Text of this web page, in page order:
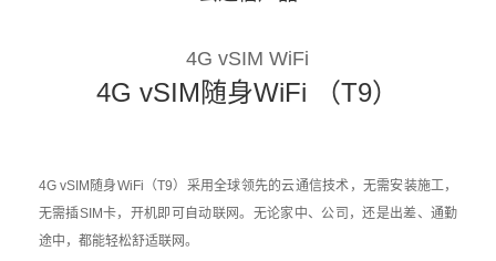
4G vSIM WiFi
4G vSIM随身WiFi （T9）
4G vSIM随身WiFi（T9）采用全球领先的云通信技术，无需安装施工，
无需插SIM卡，开机即可自动联网。无论家中、公司，还是出差、通勤
途中，都能轻松舒适联网。